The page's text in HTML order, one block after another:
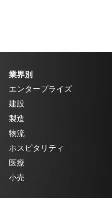
業界別
エンタープライズ
建設
製造
物流
ホスピタリティ
医療
小売